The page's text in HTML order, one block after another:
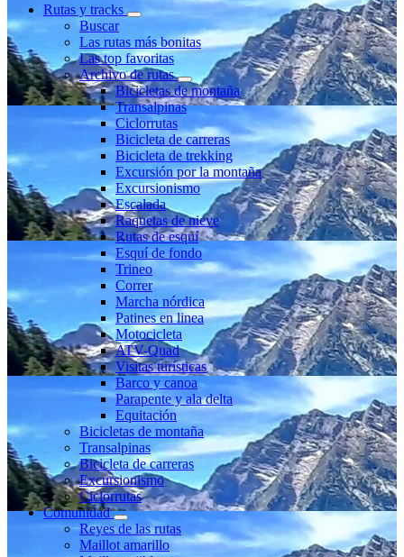
Rutas y tracks
Buscar
Las rutas más bonitas
Las top favoritas
Archivo de rutas
Bicicletas de montaña
Transalpinas
Ciclorrutas
Bicicleta de carreras
Bicicleta de trekking
Excursión por la montaña
Excursionismo
Escalada
Raquetas de nieve
Rutas de esquí
Esquí de fondo
Trineo
Correr
Marcha nórdica
Patines en linea
Motocicleta
ATV-Quad
Visitas turísticas
Barco y canoa
Parapente y ala delta
Equitación
Bicicletas de montaña
Transalpinas
Bicicleta de carreras
Excursionismo
Ciclorrutas
Comunidad
Reyes de las rutas
Maillot amarillo